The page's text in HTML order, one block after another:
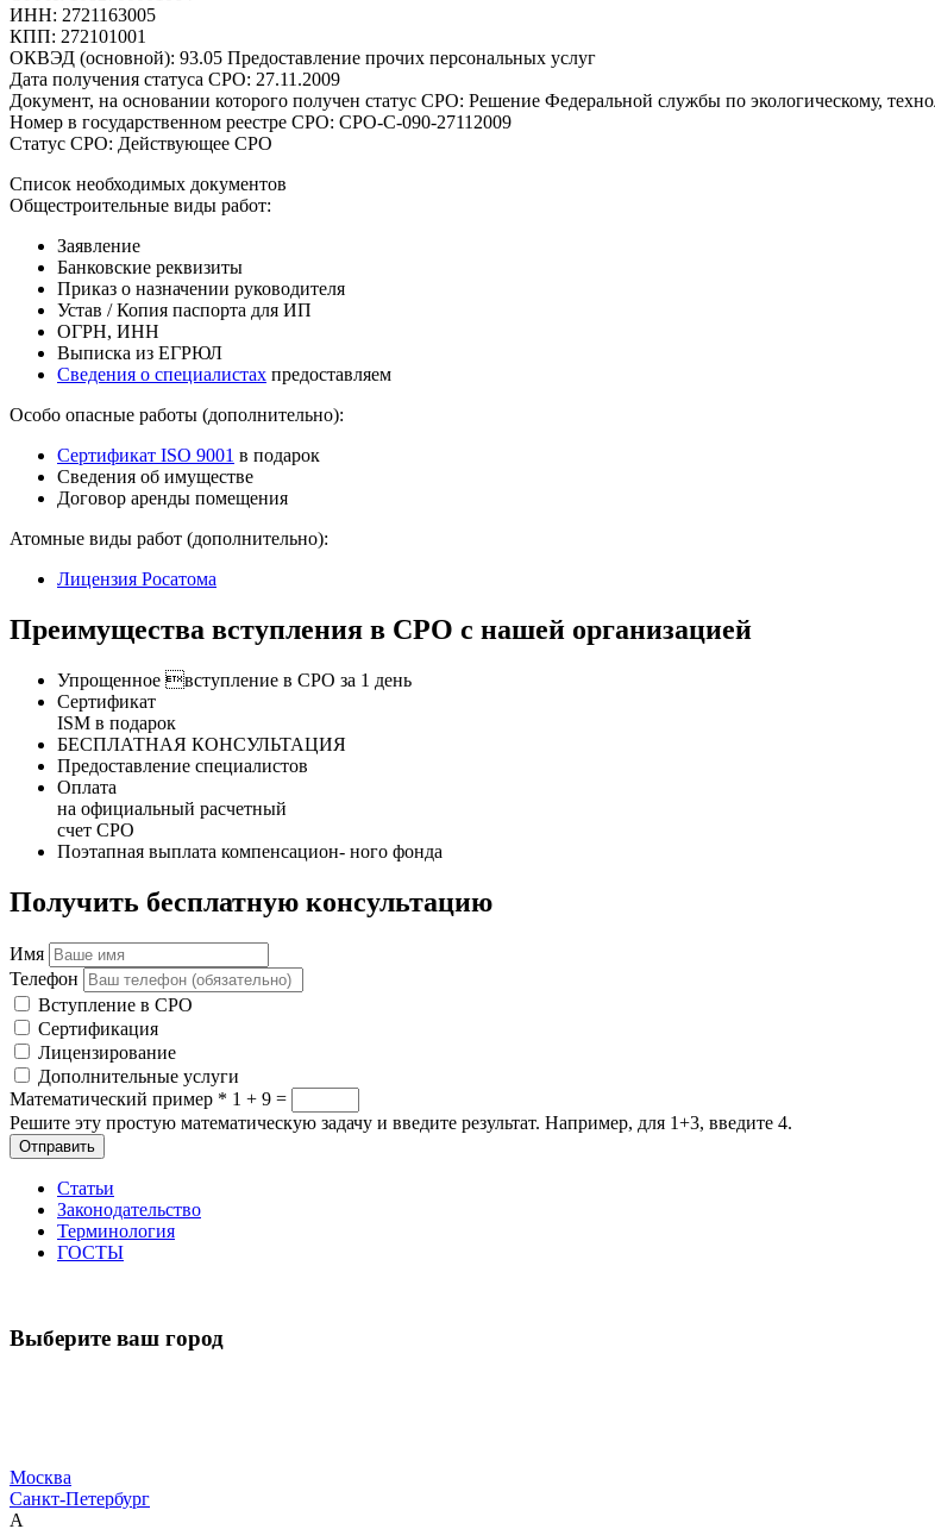
ИНН: 2721163005
КПП: 272101001
ОКВЭД (основной): 93.05 Предоставление прочих персональных услуг
Дата получения статуса СРО: 27.11.2009
Документ, на основании которого получен статус СРО: Решение Федеральной службы по экологическому,
Номер в государственном реестре СРО: СРО-С-090-27112009
Статус СРО: Действующее СРО
Список необходимых документов
Общестроительные виды работ:
Заявление
Банковские реквизиты
Приказ о назначении руководителя
Устав / Копия паспорта для ИП
ОГРН, ИНН
Выписка из ЕГРЮЛ
Сведения о специалистах предоставляем
Особо опасные работы (дополнительно):
Сертификат ISO 9001 в подарок
Сведения об имуществе
Договор аренды помещения
Атомные виды работ (дополнительно):
Лицензия Росатома
Преимущества вступления в СРО с нашей организацией
Упрощенное вступление в СРО за 1 день
Сертификат
ISM в подарок
БЕСПЛАТНАЯ КОНСУЛЬТАЦИЯ
Предоставление специалистов
Оплата
на официальный расчетный
счет СРО
Поэтапная выплата компенсацион- ного фонда
Получить бесплатную консультацию
Имя
Телефон
Вступление в СРО
Сертификация
Лицензирование
Дополнительные услуги
Математический пример * 1 + 9 =
Решите эту простую математическую задачу и введите результат. Например, для 1+3, введите 4.
Отправить
Статьи
Законодательство
Терминология
ГОСТЫ
Выберите ваш город
Москва
Санкт-Петербург
А